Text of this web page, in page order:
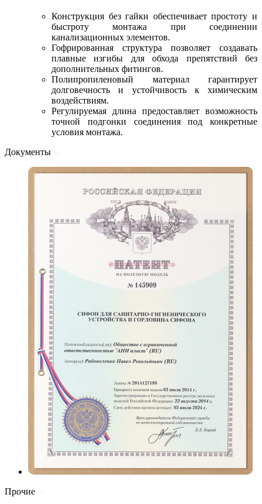
Конструкция без гайки обеспечивает простоту и
быстроту монтажа при соединении
канализационных элементов.
Гофрированная структура позволяет создавать
плавные изгибы для обхода препятствий без
дополнительных фитингов.
Полипропиленовый материал гарантирует
долговечность и устойчивость к химическим
воздействиям.
Регулируемая длина предоставляет возможность
точной подгонки соединения под конкретные
условия монтажа.
Документы
Прочие